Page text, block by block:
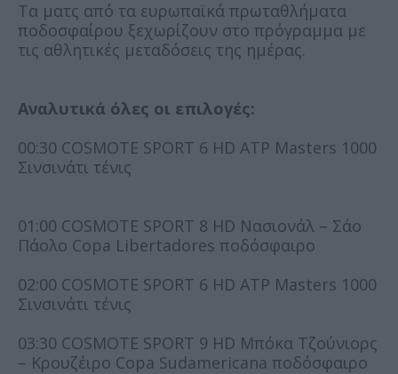
Τα ματς από τα ευρωπαϊκά πρωταθλήματα
ποδοσφαίρου ξεχωρίζουν στο πρόγραμμα με
τις αθλητικές μεταδόσεις της ημέρας.
Αναλυτικά όλες οι επιλογές:
00:30 COSMOTE SPORT 6 HD ATP Masters 1000
Σινσινάτι τένις
01:00 COSMOTE SPORT 8 HD Νασιονάλ – Σάο
Πάολο Copa Libertadores ποδόσφαιρο
02:00 COSMOTE SPORT 6 HD ATP Masters 1000
Σινσινάτι τένις
03:30 COSMOTE SPORT 9 HD Μπόκα Τζούνιορς
– Κρουζέιρο Copa Sudamericana ποδόσφαιρο